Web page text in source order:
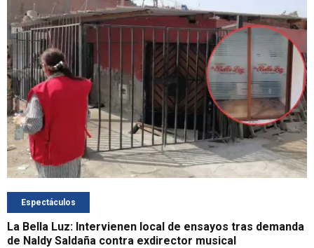
Espectáculos
La Bella Luz: Intervienen local de ensayos tras demanda
de Naldy Saldaña contra exdirector musical